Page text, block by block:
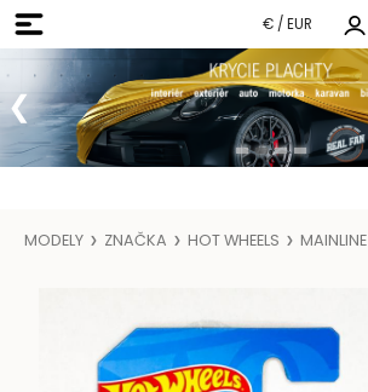
€ / EUR
MODELY ZNAČKA HOT WHEELS MAINLINE